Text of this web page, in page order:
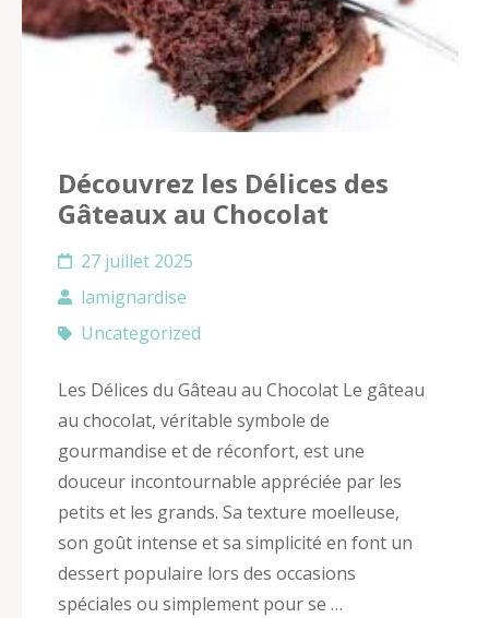
Découvrez les Délices des
Gâteaux au Chocolat
27 juillet 2025
lamignardise
Uncategorized
Les Délices du Gâteau au Chocolat Le gâteau
au chocolat, véritable symbole de
gourmandise et de réconfort, est une
douceur incontournable appréciée par les
petits et les grands. Sa texture moelleuse,
son goût intense et sa simplicité en font un
dessert populaire lors des occasions
spéciales ou simplement pour se …